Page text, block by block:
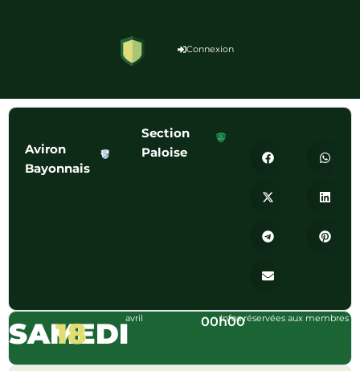
Connexion
Aviron
Bayonnais
Section
Paloise
SAMEDI
18 avril 00h00
Infos réservées aux membres